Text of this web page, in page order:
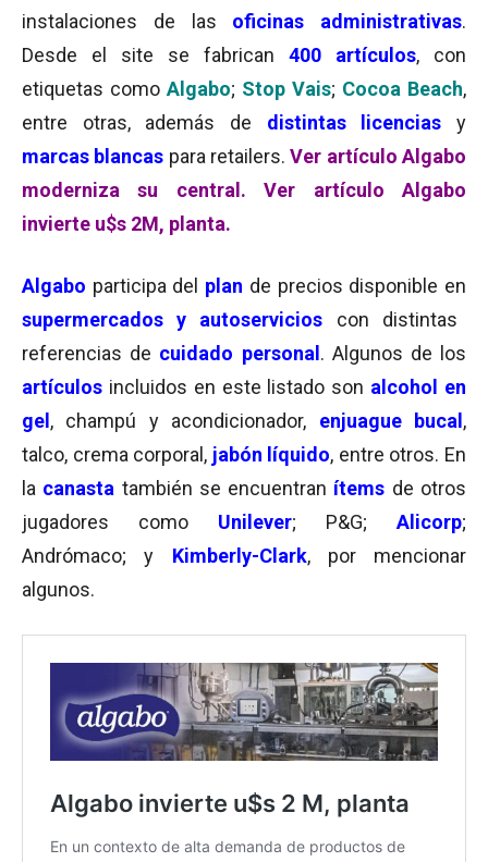
instalaciones de las oficinas administrativas.
Desde el site se fabrican 400 artículos, con
etiquetas como Algabo; Stop Vais; Cocoa Beach,
entre otras, además de distintas licencias y
marcas blancas para retailers.Ver artículo Algabo
moderniza su central.Ver artículo Algabo
invierte u$s 2M, planta.
Algabo participa del plan de precios disponible en
supermercados y autoservicios
con distintas
referencias de cuidado personal . Algunos de los
artículos incluidos en este listado son alcohol en
gel , champú y acondicionador, enjuague bucal ,
talco, crema corporal, jabón líquido, entre otros. En
la canasta también se encuentran ítems de otros
jugadores como Unilever; P&G; Alicorp;
Andrómaco; y Kimberly-Clark, por mencionar
algunos.